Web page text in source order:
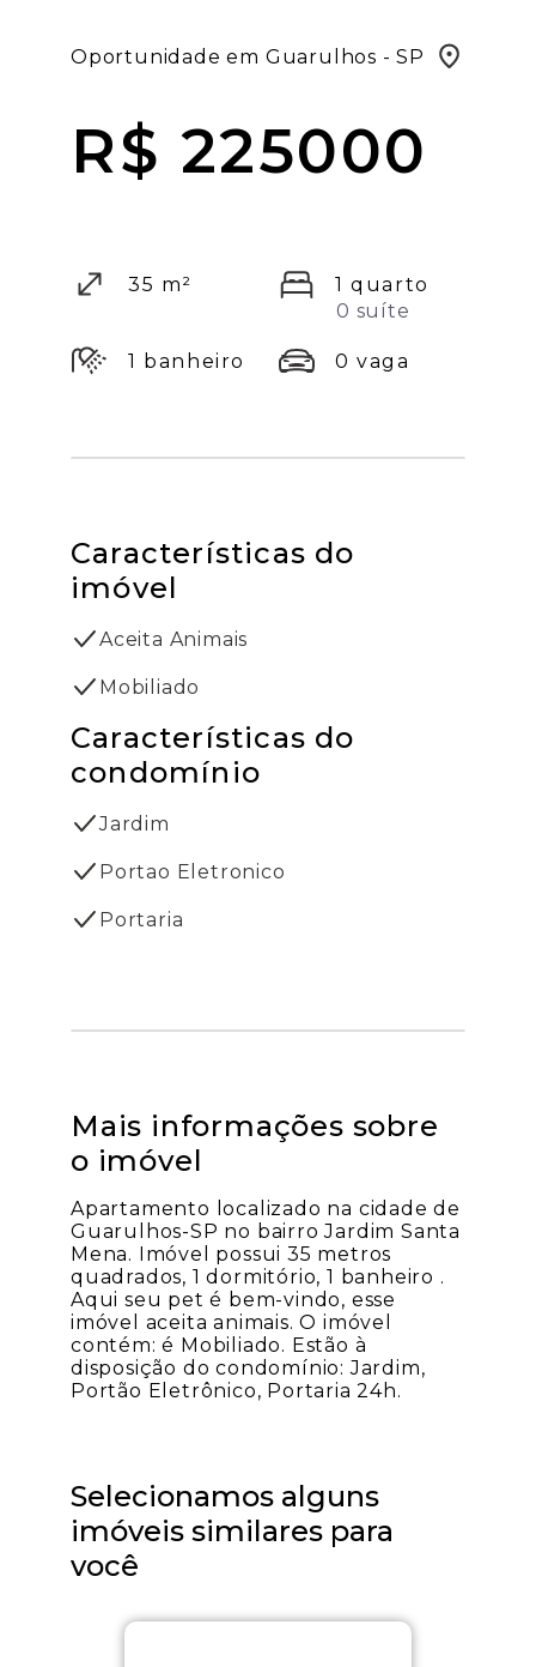
Oportunidade em Guarulhos - SP
R$ 225000
35 m²
1 quarto
0 suíte
1 banheiro 0 vaga
Características do
imóvel
Aceita Animais
Mobiliado
Características do
condomínio
Jardim
Portao Eletronico
Portaria
Mais informações sobre
o imóvel
Apartamento localizado na cidade de
Guarulhos-SP no bairro Jardim Santa
Mena. Imóvel possui 35 metros
quadrados, 1 dormitório, 1 banheiro .
Aqui seu pet é bem-vindo, esse
imóvel aceita animais. O imóvel
contém: é Mobiliado. Estão à
disposição do condomínio: Jardim,
Portão Eletrônico, Portaria 24h.
Selecionamos alguns
imóveis similares para
você